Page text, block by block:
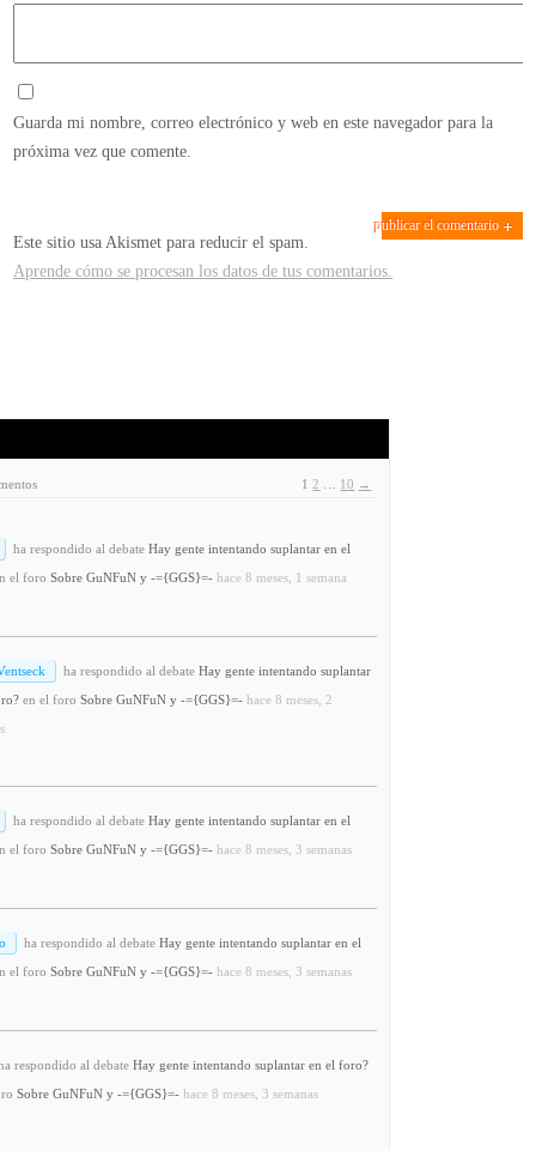
Guarda mi nombre, correo electrónico y web en este navegador para la
próxima vez que comente.
Este sitio usa Akismet para reducir el spam.
Aprende cómo se procesan los datos de tus comentarios.
1 2 10 →
ha respondido al debate Hay gente intentando suplantar en el
el foro Sobre GuNFuN y -={GGS}=- hace 8 meses, 1 semana
ha respondido al debate Hay gente intentando suplantar
en el foro Sobre GuNFuN y -={GGS}=- hace 8 meses, 2
ha respondido al debate Hay gente intentando suplantar en el
el foro Sobre GuNFuN y -={GGS}=- hace 8 meses, 3 semanas
ha respondido al debate Hay gente intentando suplantar en el
el foro Sobre GuNFuN y -={GGS}=- hace 8 meses, 3 semanas
respondido al debate Hay gente intentando suplantar en el foro?
Sobre GuNFuN y -={GGS}=- hace 8 meses, 3 semanas